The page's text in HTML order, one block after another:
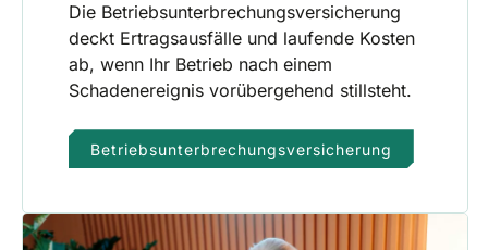
Die Betriebsunterbrechungsversicherung
deckt Ertragsausfälle und laufende Kosten
ab, wenn Ihr Betrieb nach einem
Schadenereignis vorübergehend stillsteht.
Betriebsunterbrechungsversicherung